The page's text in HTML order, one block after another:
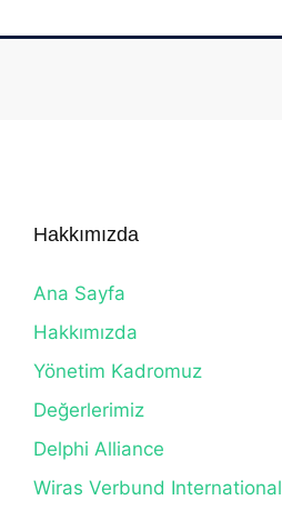
Hakkımızda
Ana Sayfa
Hakkımızda
Yönetim Kadromuz
Değerlerimiz
Delphi Alliance
Wiras Verbund International